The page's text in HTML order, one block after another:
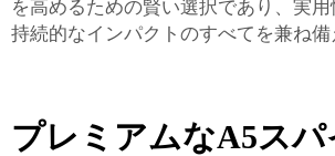
を高めるための賢い選択であり、実用
持続的なインパクトのすべてを兼ね備
プレミアムなA5スパ